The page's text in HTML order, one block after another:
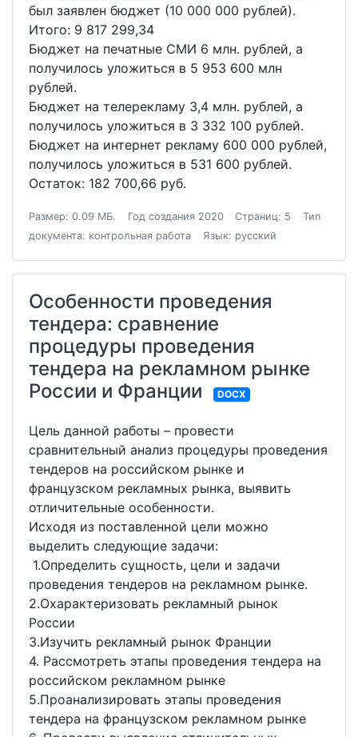
был заявлен бюджет (10 000 000 рублей).
Итого: 9 817 299,34
Бюджет на печатные СМИ 6 млн. рублей, а
получилось уложиться в 5 953 600 млн
рублей.
Бюджет на телерекламу 3,4 млн. рублей, а
получилось уложиться в 3 332 100 рублей.
Бюджет на интернет рекламу 600 000 рублей,
получилось уложиться в 531 600 рублей.
Остаток: 182 700,66 руб.
Размер: 0.09 МБ. Год создания 2020 Страниц: 5
Тип
документа: контрольная работа
Язык: русский
Особенности проведения
тендера: сравнение
процедуры проведения
тендера на рекламном рынке
России и Франции
DOCX
Цель данной работы – провести
сравнительный анализ процедуры проведения
тендеров на российском рынке и
французском рекламных рынка, выявить
отличительные особенности.
Исходя из поставленной цели можно
выделить следующие задачи:
1.Определить сущность, цели и задачи
проведения тендеров на рекламном рынке.
2.Охарактеризовать рекламный рынок
России
3.Изучить рекламный рынок Франции
4. Рассмотреть этапы проведения тендера на
российском рекламном рынке
5.Проанализировать этапы проведения
тендера на французском рекламном рынке